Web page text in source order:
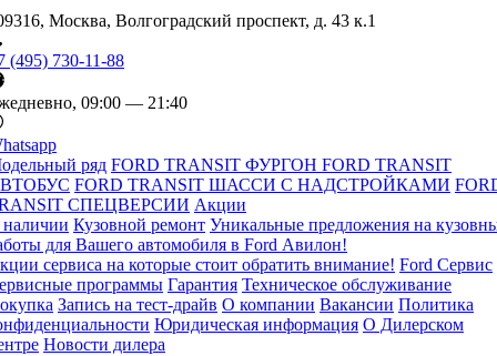
Москва, Волгоградский проспект, д. 43 к.1
(495) 730-11-88
09:00 — 21:40
ряд FORD TRANSIT ФУРГОН FORD TRANSIT
FORD TRANSIT ШАССИ С НАДСТРОЙКАМИ
СПЕЦВЕРСИИ Акции
Кузовной ремонт Уникальные предложения на
для Вашего автомобиля в Ford Авилон!
сервиса на которые стоит обратить внимание! Ford Сервис
программы Гарантия Техническое обслуживание
Запись на тест-драйв О компании Вакансии Политика
Юридическая информация О Дилерском
Новости дилера